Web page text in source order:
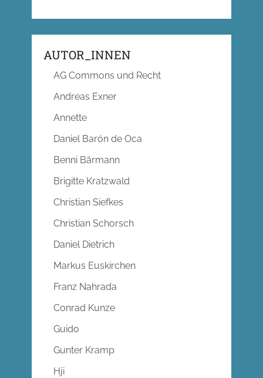
AUTOR_INNEN
AG Commons und Recht
Andreas Exner
Annette
Daniel Barón de Oca
Benni Bärmann
Brigitte Kratzwald
Christian Siefkes
Christian Schorsch
Daniel Dietrich
Markus Euskirchen
Franz Nahrada
Conrad Kunze
Guido
Gunter Kramp
Hji